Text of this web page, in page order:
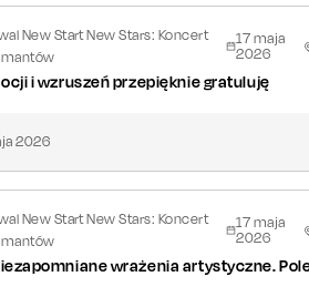
New Start New Stars: Koncert
17 maja
2026
i wzruszeń przepięknie gratuluję
2026
New Start New Stars: Koncert
17 maja
2026
wrażenia artystyczne.